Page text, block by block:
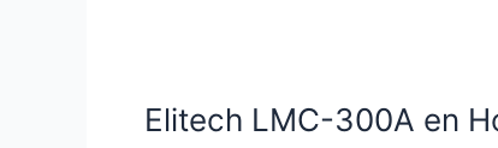
Elitech LMC-300A en
300A